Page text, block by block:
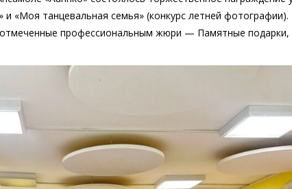
и «Моя танцевальная семья» (конкурс летней фотографии).
отмеченные профессиональным жюри — Памятные подарки,